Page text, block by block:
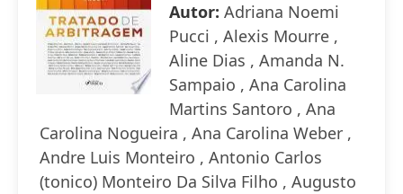
Autor: Adriana Noemi
Pucci , Alexis Mourre ,
Aline Dias , Amanda N.
Sampaio , Ana Carolina
Martins Santoro , Ana
Carolina Nogueira , Ana Carolina Weber ,
Andre Luis Monteiro , Antonio Carlos
(tonico) Monteiro Da Silva Filho , Augusto